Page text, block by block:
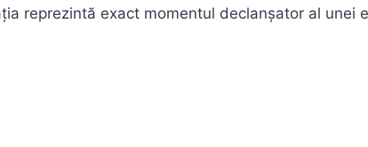
reprezintă exact momentul declanșator al unei